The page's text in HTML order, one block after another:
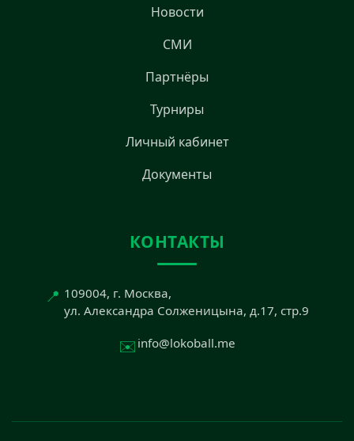
Новости
СМИ
Партнёры
Турниры
Личный кабинет
Документы
КОНТАКТЫ
📍 109004, г. Москва,
ул. Александра Солженицына, д.17, стр.9
✉️ info@lokoball.me